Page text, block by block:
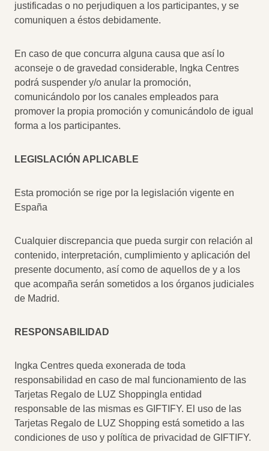
justificadas o no perjudiquen a los participantes, y se
comuniquen a éstos debidamente.
En caso de que concurra alguna causa que así lo
aconseje o de gravedad considerable, Ingka Centres
podrá suspender y/o anular la promoción,
comunicándolo por los canales empleados para
promover la propia promoción y comunicándolo de igual
forma a los participantes.
LEGISLACIÓN APLICABLE
Esta promoción se rige por la legislación vigente en
España
Cualquier discrepancia que pueda surgir con relación al
contenido, interpretación, cumplimiento y aplicación del
presente documento, así como de aquellos de y a los
que acompaña serán sometidos a los órganos judiciales
de Madrid.
RESPONSABILIDAD
Ingka Centres queda exonerada de toda
responsabilidad en caso de mal funcionamiento de las
Tarjetas Regalo de LUZ Shoppingla entidad
responsable de las mismas es GIFTIFY. El uso de las
Tarjetas Regalo de LUZ Shopping está sometido a las
condiciones de uso y política de privacidad de GIFTIFY.